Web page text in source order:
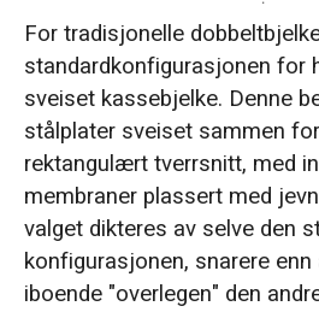
For tradisjonelle
standardkonfigurasjonen for
sveiset kassebjelke. Denne
stålplater sveiset sammen
rektangulært tverrsnitt, med
membraner plassert med
valget dikteres av selve den
konfigurasjonen, snarere
iboende "overlegen" den